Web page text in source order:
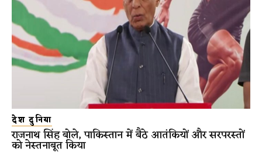
देश दुनिया
राजनाथ सिंह बोले, पाकिस्तान में बैठे आतंकियों और सरपरस्तों
को नेस्तनाबूत किया